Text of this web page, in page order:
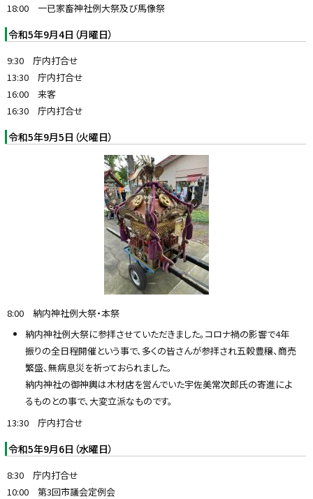
18:00 一已家畜神社例大祭及び馬像祭
令和5年9月4日（月曜日）
9:30 庁内打合せ
13:30 庁内打合せ
16:00 来客
16:30 庁内打合せ
令和5年9月5日（火曜日）
8:00 納内神社例大祭・本祭
納内神社例大祭に参拝させていただきました。コロナ禍の影響で4年
振りの全日程開催という事で、多くの皆さんが参拝され五穀豊穣、商売
繁盛、無病息災を祈っておられました。
納内神社の御神輿は木材店を営んでいた宇佐美常次郎氏の寄進によ
るものとの事で、大変立派なものです。
13:30 庁内打合せ
令和5年9月6日（水曜日）
8:30 庁内打合せ
10:00 第3回市議会定例会